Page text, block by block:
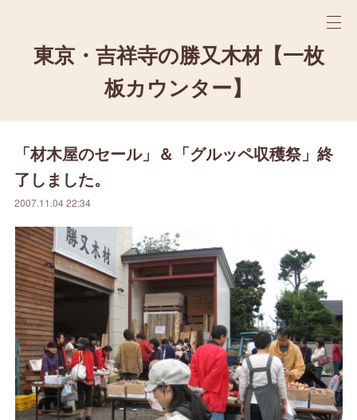
東京・吉祥寺の勝又木材【一枚
板カウンター】
「材木屋のセール」＆「グルッペ収穫祭」終
了しました。
2007.11.04 22:34